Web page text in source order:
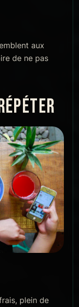
aux
de ne pas
plein de